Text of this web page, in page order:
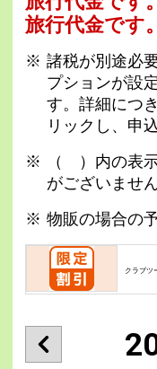
旅行代金です。
諸税が別途必
プションが設
す。詳細につ
リックし、申
（ ）内の表
がございません
物販の場合の
クラブツ